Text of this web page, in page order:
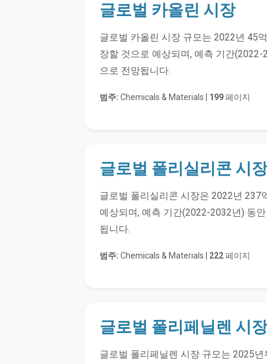
글로벌 카올린 시장
글로벌 카올린 시장 규모는 2022년 45
장할 것으로 예상되며, 예측 기간(2022-
으로 전망됩니다.
범주: Chemicals & Materials | 199페이지
글로벌 폴리실리콘 시장
글로벌 폴리실리콘 시장은 2022년 237
예상되며, 예측 기간(2022-2032년) 동
됩니다.
범주: Chemicals & Materials | 222페이지
글로벌 폴리페닐렌 시장
글로벌 폴리페닐렌 시장 규모는 2025